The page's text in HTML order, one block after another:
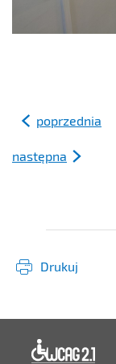
poprzednia
następna
Drukuj